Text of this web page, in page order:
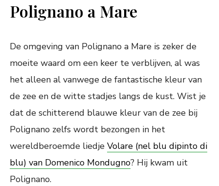
Polignano a Mare
De omgeving van Polignano a Mare is zeker de
moeite waard om een keer te verblijven, al was
het alleen al vanwege de fantastische kleur van
de zee en de witte stadjes langs de kust. Wist je
dat de schitterend blauwe kleur van de zee bij
Polignano zelfs wordt bezongen in het
wereldberoemde liedje Volare (nel blu dipinto di
blu) van Domenico Mondugno? Hij kwam uit
Polignano.